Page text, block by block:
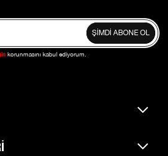
ŞİMDİ ABONE OL
korunmasını kabul ediyorum.